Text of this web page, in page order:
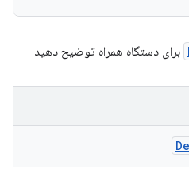
برای دستگاه همراه توضیح دهید